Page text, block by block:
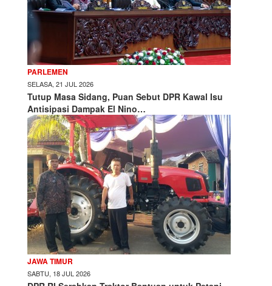
PARLEMEN
SELASA, 21 JUL 2026
Tutup Masa Sidang, Puan Sebut DPR Kawal Isu
Antisipasi Dampak El Nino…
JAWA TIMUR
SABTU, 18 JUL 2026